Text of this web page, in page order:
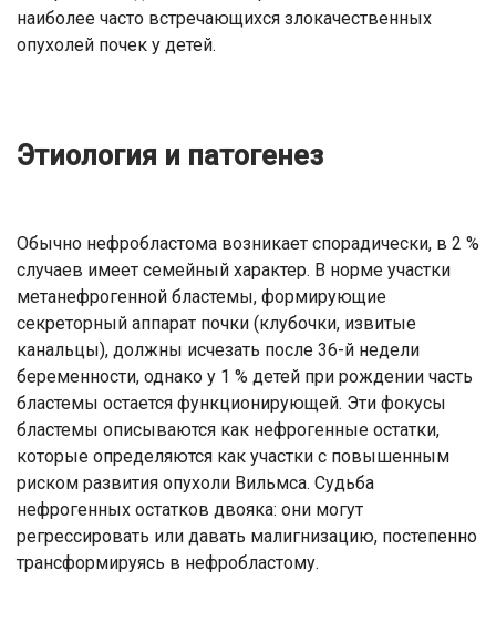
наиболее часто встречающихся злокачественных
опухолей почек у детей.
Этиология и патогенез
Обычно нефробластома возникает спорадически, в 2 %
случаев имеет семейный характер. В норме участки
метанефрогенной бластемы, формирующие
секреторный аппарат почки (клубочки, извитые
канальцы), должны исчезать после 36-й недели
беременности, однако у 1 % детей при рождении часть
бластемы остается функционирующей. Эти фокусы
бластемы описываются как нефрогенные остатки,
которые определяются как участки с повышенным
риском развития опухоли Вильмса. Судьба
нефрогенных остатков двояка: они могут
регрессировать или давать малигнизацию, постепенно
трансформируясь в нефробластому.